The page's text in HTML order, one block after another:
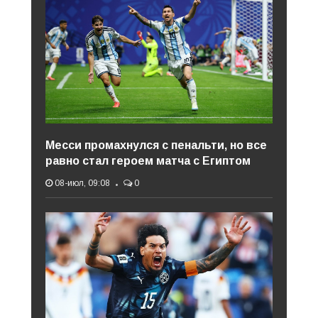
Месси промахнулся с пенальти, но все
равно стал героем матча с Египтом
08-июл, 09:08 0